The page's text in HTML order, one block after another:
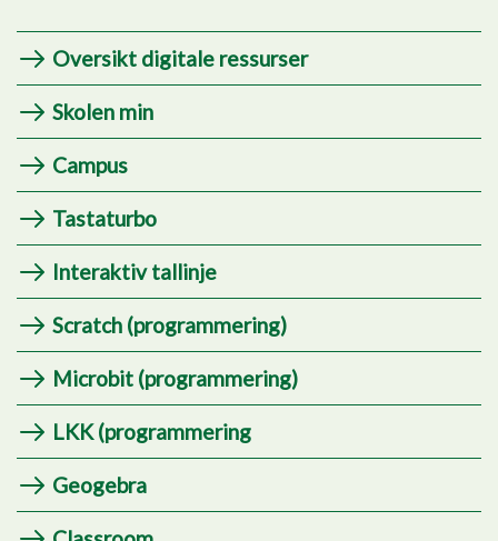
Oversikt digitale ressurser
Skolen min
Campus
Tastaturbo
Interaktiv tallinje
Scratch (programmering)
Microbit (programmering)
LKK (programmering
Geogebra